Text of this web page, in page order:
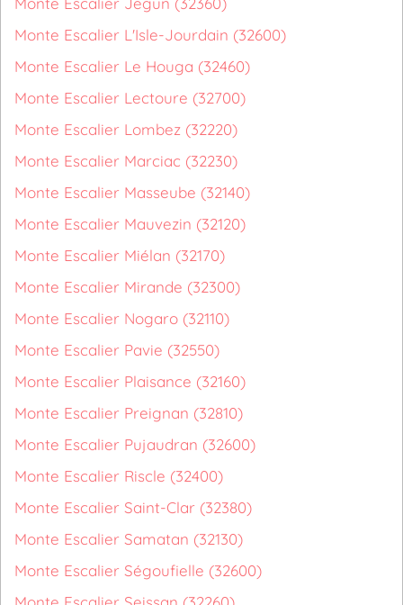
Monte Escalier L'Isle-Jourdain (32600)
Monte Escalier Le Houga (32460)
Monte Escalier Lectoure (32700)
Monte Escalier Lombez (32220)
Monte Escalier Marciac (32230)
Monte Escalier Masseube (32140)
Monte Escalier Mauvezin (32120)
Monte Escalier Miélan (32170)
Monte Escalier Mirande (32300)
Monte Escalier Nogaro (32110)
Monte Escalier Pavie (32550)
Monte Escalier Plaisance (32160)
Monte Escalier Preignan (32810)
Monte Escalier Pujaudran (32600)
Monte Escalier Riscle (32400)
Monte Escalier Saint-Clar (32380)
Monte Escalier Samatan (32130)
Monte Escalier Ségoufielle (32600)